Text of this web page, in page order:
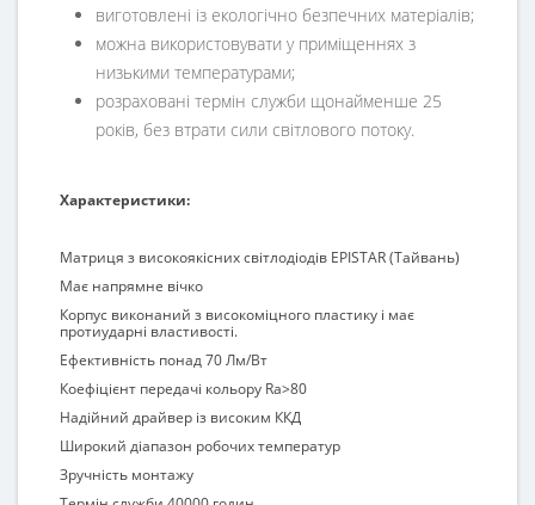
виготовлені із екологічно безпечних матеріалів;
можна використовувати у приміщеннях з
низькими температурами;
розраховані термін служби щонайменше 25
років, без втрати сили світлового потоку.
Характеристики:
Матриця з високоякісних світлодіодів EPISTAR (Тайвань)
Має напрямне вічко
Корпус виконаний з високоміцного пластику і має
протиударні властивості.
Ефективність понад 70 Лм/Вт
Коефіцієнт передачі кольору Ra>80
Надійний драйвер із високим ККД
Широкий діапазон робочих температур
Зручність монтажу